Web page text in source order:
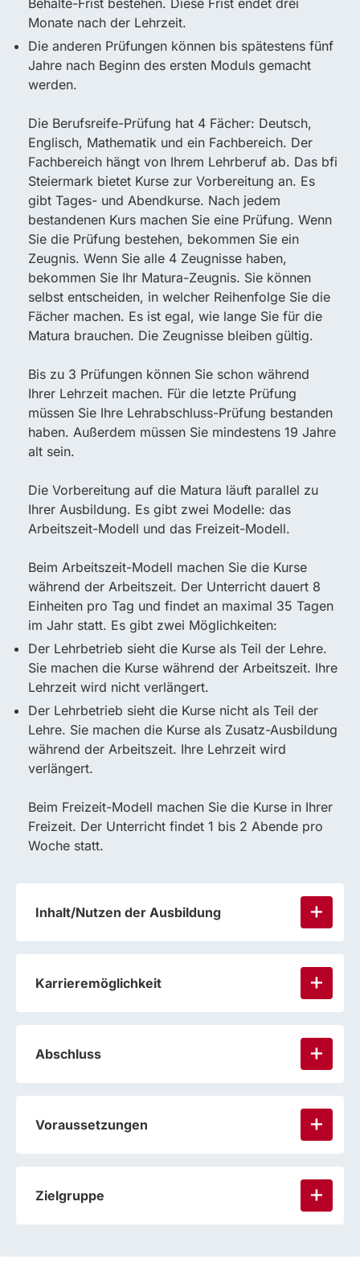
Behalte-Frist bestehen. Diese Frist endet drei
Monate nach der Lehrzeit.
Die anderen Prüfungen können bis spätestens fünf
Jahre nach Beginn des ersten Moduls gemacht
werden.
Die Berufsreife-Prüfung hat 4 Fächer: Deutsch,
Englisch, Mathematik und ein Fachbereich. Der
Fachbereich hängt von Ihrem Lehrberuf ab. Das bfi
Steiermark bietet Kurse zur Vorbereitung an. Es
gibt Tages- und Abendkurse. Nach jedem
bestandenen Kurs machen Sie eine Prüfung. Wenn
Sie die Prüfung bestehen, bekommen Sie ein
Zeugnis. Wenn Sie alle 4 Zeugnisse haben,
bekommen Sie Ihr Matura-Zeugnis. Sie können
selbst entscheiden, in welcher Reihenfolge Sie die
Fächer machen. Es ist egal, wie lange Sie für die
Matura brauchen. Die Zeugnisse bleiben gültig.
Bis zu 3 Prüfungen können Sie schon während
Ihrer Lehrzeit machen. Für die letzte Prüfung
müssen Sie Ihre Lehrabschluss-Prüfung bestanden
haben. Außerdem müssen Sie mindestens 19 Jahre
alt sein.
Die Vorbereitung auf die Matura läuft parallel zu
Ihrer Ausbildung. Es gibt zwei Modelle: das
Arbeitszeit-Modell und das Freizeit-Modell.
Beim Arbeitszeit-Modell machen Sie die Kurse
während der Arbeitszeit. Der Unterricht dauert 8
Einheiten pro Tag und findet an maximal 35 Tagen
im Jahr statt. Es gibt zwei Möglichkeiten:
Der Lehrbetrieb sieht die Kurse als Teil der Lehre.
Sie machen die Kurse während der Arbeitszeit. Ihre
Lehrzeit wird nicht verlängert.
Der Lehrbetrieb sieht die Kurse nicht als Teil der
Lehre. Sie machen die Kurse als Zusatz-Ausbildung
während der Arbeitszeit. Ihre Lehrzeit wird
verlängert.
Beim Freizeit-Modell machen Sie die Kurse in Ihrer
Freizeit. Der Unterricht findet 1 bis 2 Abende pro
Woche statt.
Inhalt/Nutzen der Ausbildung
Karrieremöglichkeit
Abschluss
Voraussetzungen
Zielgruppe